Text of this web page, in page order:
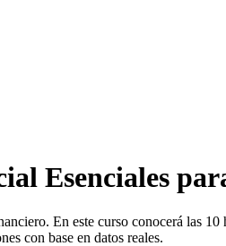
Esenciales
En este curso conocerá las 10
con base en datos reales.